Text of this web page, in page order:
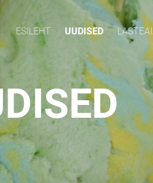
ESILEHT UUDISED